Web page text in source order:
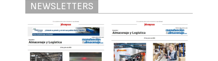
NEWSLETTERS